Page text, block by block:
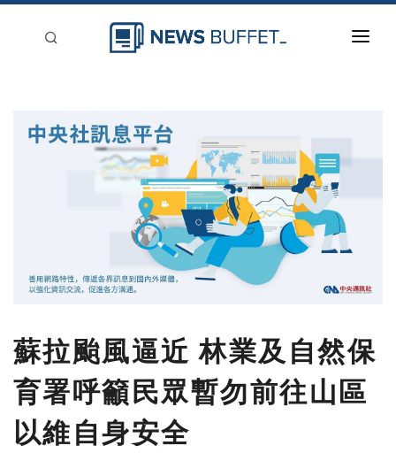
蘇拉颱風逼近 林業及自然保
育署呼籲民眾暫勿前往山區
以維自身安全